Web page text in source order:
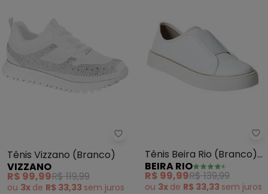
Vizzano - Tênis Vizzano
Tênis Vizzano (Branco)
VIZZANO
R$ 99,99R$ 119,99
ou 3x de R$ 33,33 sem juros
Tênis Beira Rio (Branco)
em Sintpetico
BEIRA RIO
R$ 99,99R$ 139,99
ou 3x de R$ 33,33 sem juros